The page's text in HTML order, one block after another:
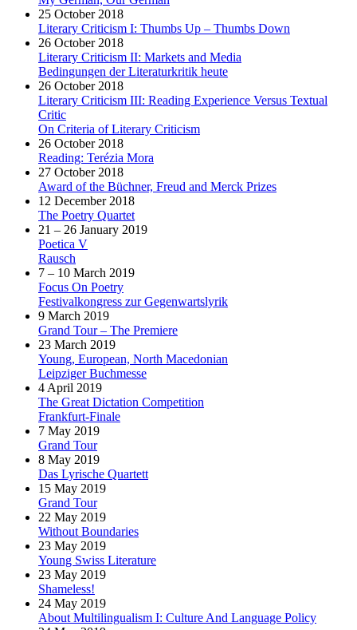
25 October 2018
Literary Criticism I: Thumbs Up – Thumbs Down
26 October 2018
Literary Criticism II: Markets and Media
Bedingungen der Literaturkritik heute
26 October 2018
Literary Criticism III: Reading Experience Versus Textual
Critic
On Criteria of Literary Criticism
26 October 2018
Reading: Terézia Mora
27 October 2018
Award of the Büchner, Freud and Merck Prizes
12 December 2018
The Poetry Quartet
21 – 26 January 2019
Poetica V
Rausch
7 – 10 March 2019
Focus On Poetry
Festivalkongress zur Gegenwartslyrik
9 March 2019
Grand Tour – The Premiere
23 March 2019
Young, European, North Macedonian
Leipziger Buchmesse
4 April 2019
The Great Dictation Competition
Frankfurt-Finale
7 May 2019
Grand Tour
8 May 2019
Das Lyrische Quartett
15 May 2019
Grand Tour
22 May 2019
Without Boundaries
23 May 2019
Young Swiss Literature
23 May 2019
Shameless!
24 May 2019
About Multilingualism I: Culture And Language Policy